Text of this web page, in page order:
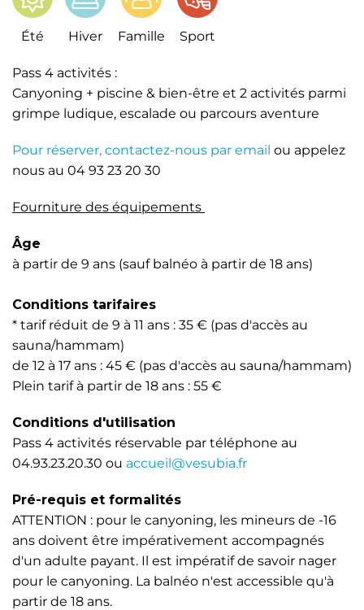
Été Hiver Famille Sport
Pass 4 activités :
Canyoning + piscine & bien-être et 2 activités parmi
grimpe ludique, escalade ou parcours aventure
Pour réserver, contactez-nous par email ou appelez
nous au 04 93 23 20 30
Fourniture des équipements
Âge
à partir de 9 ans (sauf balnéo à partir de 18 ans)
Conditions tarifaires
* tarif réduit de 9 à 11 ans : 35 € (pas d'accès au
sauna/hammam)
de 12 à 17 ans : 45 € (pas d'accès au sauna/hammam)
Plein tarif à partir de 18 ans : 55 €
Conditions d'utilisation
Pass 4 activités réservable par téléphone au
04.93.23.20.30 ou accueil@vesubia.fr
Pré-requis et formalités
ATTENTION : pour le canyoning, les mineurs de -16
ans doivent être impérativement accompagnés
d'un adulte payant. Il est impératif de savoir nager
pour le canyoning. La balnéo n'est accessible qu'à
partir de 18 ans.